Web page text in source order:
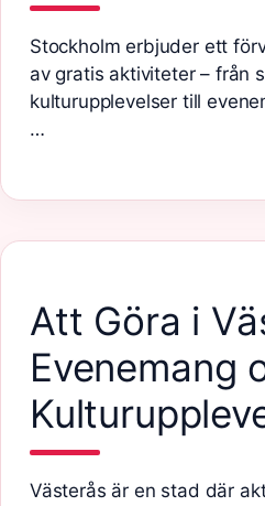
Stockholm erbjuder ett
av gratis aktiviteter – från
kulturupplevelser till
…
Att Göra i
Evenemang
Västerås är en stad där